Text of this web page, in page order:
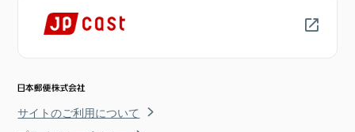
サイトのご利用について